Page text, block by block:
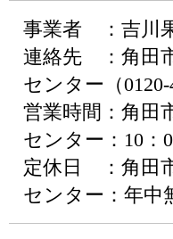
事業者 ：吉川
連絡先 ：角田
センター（0120-
営業時間：角田
センター：10：
定休日 ：角田
センター：年中